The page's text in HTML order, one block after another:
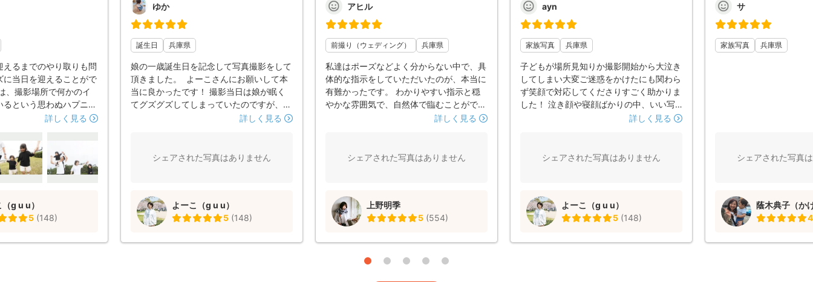
えるまでのやり取りも問
に当日を迎えることがで
、撮影場所で何かのイ
という思わぬハプニン
、「色々回りながら、撮
心しました。 同じ年
いうことで、娘たちに
下さり、 娘たちもあっ
さんカメラに収められ
がった写真を見ると、
したいと思っています。
詳しく見る
g u u）
5 (148)
ゆか
誕生日 兵庫県
娘の一歳誕生日を記念して写真撮影をして
頂きました。 よーこさんにお願いして本
当に良かったです！ 撮影当日は娘が眠く
てグズグズしてしまっていたのですが、日
陰でのお茶休憩やお菓子休憩など適宜させ
き顔も思い出です。 そして撮影に慣れて
のを上回る素敵な写真が出来上がりまし
た。 よーこさんご自身のお人柄も明るく
が出来ます。 本当によーこさんにお願い
詳しく見る
シェアされた写真はありません
よーこ（g u u）
5 (148)
アヒル
前撮り（ウェディング） 兵庫県
私達はポーズなどよく分からない中で、具
体的な指示をしていただいたのが、本当に
有難かったです。 わかりやすい指示と穏
やかな雰囲気で、自然体で臨むことができ
ました。 写真もとても素敵で、自分たち
トもまた上野さんにお願いしたいと思いま
詳しく見る
シェアされた写真はありません
上野明季
5 (554)
ayn
家族写真 兵庫県
子どもが場所見知りか撮影開始から大泣き
してしまい大変ご迷惑をかけたにも関わら
ず笑顔で対応してくださりすごく助かりま
した！ 泣き顔や寝顔ばかりの中、いい写
真撮れないかな〜と諦めもあったのですが
リしました！！ よーこさんにご依頼して
詳しく見る
シェアされた写真はありません
よーこ（g u u）
5 (148)
サ
家族写真 兵庫県
シェアされた写真
蔭木典子（か